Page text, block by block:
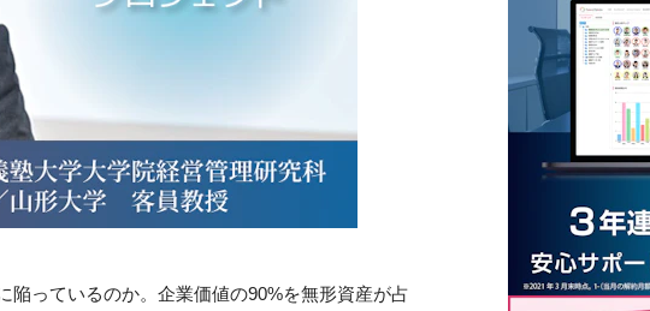
陥っているのか。企業価値の90%を無形資産が占